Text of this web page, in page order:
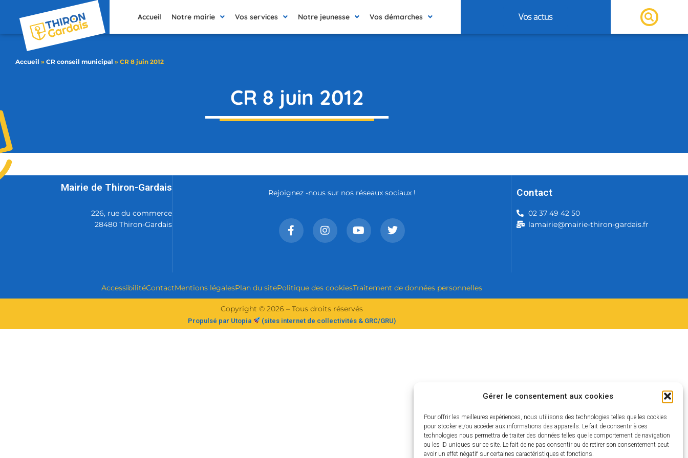
Gérer le consentement aux cookies
Pour offrir les meilleures expériences, nous utilisons des technologies telles que les cookies
pour stocker et/ou accéder aux informations des appareils. Le fait de consentir à ces
technologies nous permettra de traiter des données telles que le comportement de navigation
ou les ID uniques sur ce site. Le fait de ne pas consentir ou de retirer son consentement peut
avoir un effet négatif sur certaines caractéristiques et fonctions.
Accueil Notre mairie Vos services Notre jeunesse Vos démarches Vos actus
Accueil » CR conseil municipal » CR 8 juin 2012
CR 8 juin 2012
Mairie de Thiron-Gardais
226, rue du commerce
28480 Thiron-Gardais
Rejoignez -nous sur nos réseaux sociaux ! Contact
02 37 49 42 50
lamairie@mairie-thiron-gardais.fr
AccessibilitéContactMentions légalesPlan du sitePolitique des cookiesTraitement de données personnelles
Copyright © 2026 – Tous droits réservés
Propulsé par Utopia (sites internet de collectivités & GRC/GRU)